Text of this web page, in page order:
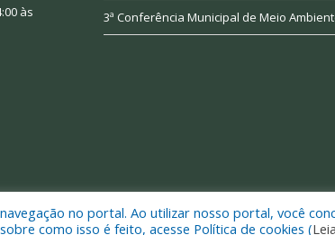
às
3ª Conferência Municipal de Meio
de Limoeiro do Ajuru.
no portal. Ao utilizar nosso portal, você
como isso é feito, acesse Política de cookies (